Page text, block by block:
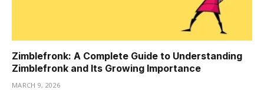
Zimblefronk: A Complete Guide to Understanding
Zimblefronk and Its Growing Importance
MARCH 9, 2026